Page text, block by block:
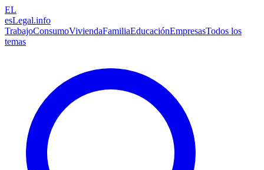
EL
esLegal.info
TrabajoConsumoViviendaFamiliaEducaciónEmpresasTodos los
temas